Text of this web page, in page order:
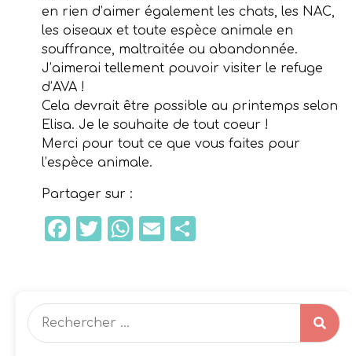
en rien d’aimer également les chats, les NAC,
les oiseaux et toute espèce animale en
souffrance, maltraitée ou abandonnée.
J’aimerai tellement pouvoir visiter le refuge
d’AVA !
Cela devrait être possible au printemps selon
Elisa. Je le souhaite de tout coeur !
Merci pour tout ce que vous faites pour
l’espèce animale.
Partager sur :
Facebook
Twitter
WhatsApp
Email